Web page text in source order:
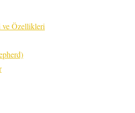
Özellikleri